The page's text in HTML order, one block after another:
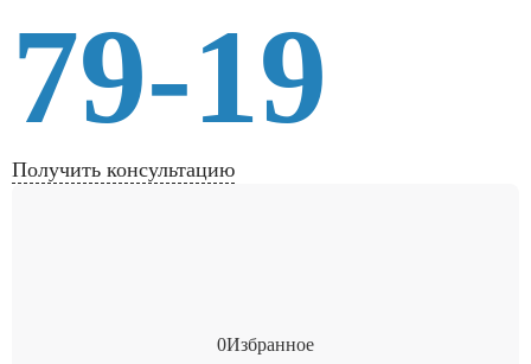
79-19
Получить консультацию
0Избранное